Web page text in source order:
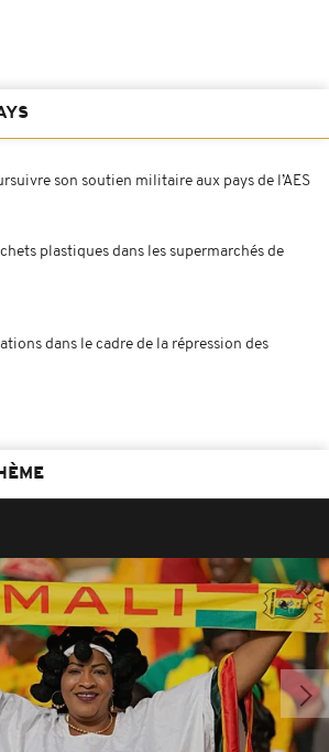
son soutien militaire aux pays de l’AES
plastiques dans les supermarchés de
dans le cadre de la répression des